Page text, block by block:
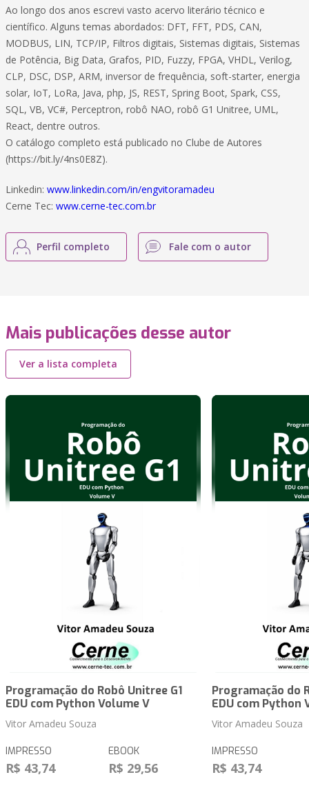
Ao longo dos anos escrevi vasto acervo literário técnico e
científico. Alguns temas abordados: DFT, FFT, PDS, CAN,
MODBUS, LIN, TCP/IP, Filtros digitais, Sistemas digitais, Sistemas
de Potência, Big Data, Grafos, PID, Fuzzy, FPGA, VHDL, Verilog,
CLP, DSC, DSP, ARM, inversor de frequência, soft-starter, energia
solar, IoT, LoRa, Java, php, JS, REST, Spring Boot, Spark, CSS,
SQL, VB, VC#, Perceptron, robô NAO, robô G1 Unitree, UML,
React, dentre outros.
O catálogo completo está publicado no Clube de Autores
(https://bit.ly/4ns0E8Z).
Linkedin: www.linkedin.com/in/engvitoramadeu
Cerne Tec: www.cerne-tec.com.br
Perfil completo Fale com o autor
Mais publicações desse autor
Ver a lista completa
Programação do Robô Unitree G1
EDU com Python Volume V
Vitor Amadeu Souza
IMPRESSO
R$ 43,74
EBOOK
R$ 29,56
Programação do
EDU com Python
Vitor Amadeu Souza
IMPRESSO
R$ 43,74